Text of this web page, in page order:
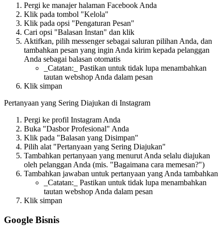
Pergi ke manajer halaman Facebook Anda
Klik pada tombol "Kelola"
Klik pada opsi "Pengaturan Pesan"
Cari opsi "Balasan Instan" dan klik
Aktifkan, pilih messenger sebagai saluran pilihan Anda, dan
tambahkan pesan yang ingin Anda kirim kepada pelanggan
Anda sebagai balasan otomatis
_Catatan:_ Pastikan untuk tidak lupa menambahkan
tautan webshop Anda dalam pesan
Klik simpan
Pertanyaan yang Sering Diajukan di Instagram
Pergi ke profil Instagram Anda
Buka "Dasbor Profesional" Anda
Klik pada "Balasan yang Disimpan"
Pilih alat "Pertanyaan yang Sering Diajukan"
Tambahkan pertanyaan yang menurut Anda selalu diajukan
oleh pelanggan Anda (mis. "Bagaimana cara memesan?")
Tambahkan jawaban untuk pertanyaan yang Anda tambahkan
_Catatan:_ Pastikan untuk tidak lupa menambahkan
tautan webshop Anda dalam pesan
Klik simpan
Google Bisnis